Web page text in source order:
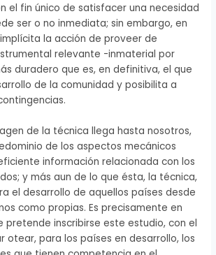
el fin único de satisfacer una necesidad
ser o no inmediata; sin embargo, en
la acción de proveer de
relevante -inmaterial por
duradero que es, en definitiva, el que
de la comunidad y posibilita a
de la técnica llega hasta nosotros,
de los aspectos mecánicos
información relacionada con los
y más aun de lo que ésta, la técnica,
el desarrollo de aquellos países desde
como propias. Es precisamente en
pretende inscribirse este estudio, con el
otear, para los países en desarrollo, los